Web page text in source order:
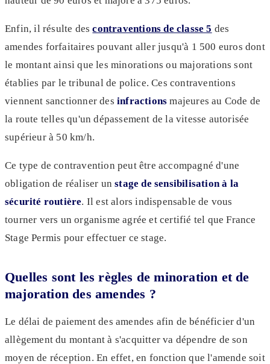
Enfin, il résulte descontraventions de classe 5 des
amendes forfaitaires pouvant aller jusqu'à 1 500 euros dont
le montant ainsi que les minorations ou majorations sont
établies par le tribunal de police. Ces contraventions
viennent sanctionner des infractions majeures au Code de
la route telles qu'un dépassement de la vitesse autorisée
supérieur à 50 km/h.
Ce type de contravention peut être accompagné d'une
obligation de réaliser unstage de sensibilisation à la
sécurité routière. Il est alors indispensable de vous
tourner vers un organisme agrée et certifié tel que France
Stage Permis pour effectuer ce stage.
Quelles sont les règles de minoration et de
majoration des amendes ?
Le délai de paiement des amendes afin de bénéficier d'un
allègement du montant à s'acquitter va dépendre de son
moyen de réception. En effet, en fonction que l'amende soit